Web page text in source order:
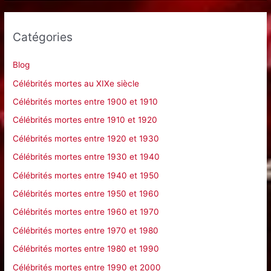
h
r
:
Catégories
Blog
Célébrités mortes au XIXe siècle
Célébrités mortes entre 1900 et 1910
Célébrités mortes entre 1910 et 1920
Célébrités mortes entre 1920 et 1930
Célébrités mortes entre 1930 et 1940
Célébrités mortes entre 1940 et 1950
Célébrités mortes entre 1950 et 1960
Célébrités mortes entre 1960 et 1970
Célébrités mortes entre 1970 et 1980
Célébrités mortes entre 1980 et 1990
Célébrités mortes entre 1990 et 2000